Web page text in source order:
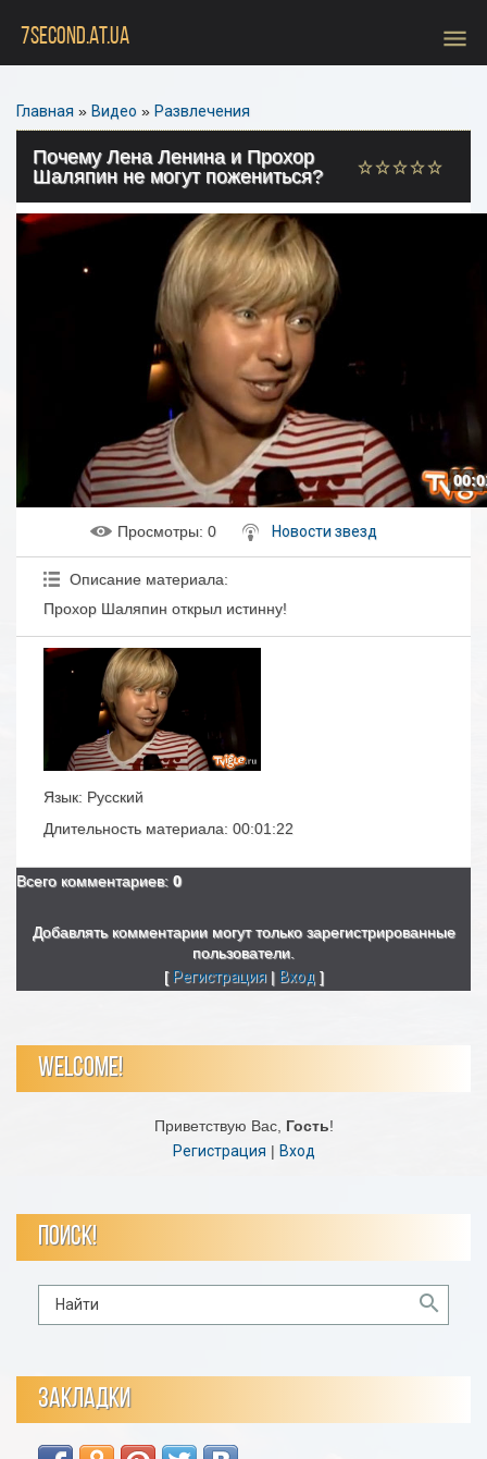
7SECOND.AT.UA menu
Главная » Видео » Развлечения
Почему Лена Ленина и Прохор
Шаляпин не могут пожениться?
Просмотры: 0 Новости звезд
Описание материала:
Прохор Шаляпин открыл истинну!
Язык: Русский
Длительность материала: 00:01:22
Всего комментариев: 0
Добавлять комментарии могут только зарегистрированные
пользователи.
[ Регистрация| Вход ]
WELCOME!
Приветствую Вас, Гость!
Регистрация | Вход
ПОИСК!
ЗАКЛАДКИ